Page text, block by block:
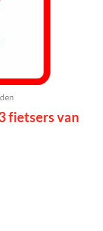
fietsers van